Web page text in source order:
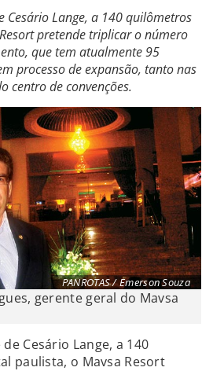
Cesário Lange, a 140 quilômetros
pretende triplicar o número
que tem atualmente 95
processo de expansão, tanto nas
centro de convenções.
PANROTAS / Emerson Souza
gerente geral do Mavsa
Cesário Lange, a 140
paulista, o Mavsa Resort